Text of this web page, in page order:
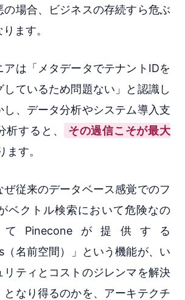
の場合、ビジネスの存続すら危ぶ
ます。
アは「メタデータでテナントIDを
しているため問題ない」と認識し
し、データ分析やシステム導入支
すると、
その過信こそが最大
ます。
ぜ従来のデータベース感覚でのフ
ベクトル検索において危険なの
Pineconeが提供する
（名前空間）」という機能が、い
リティとコストのジレンマを解決
となり得るのかを、アーキテクチ